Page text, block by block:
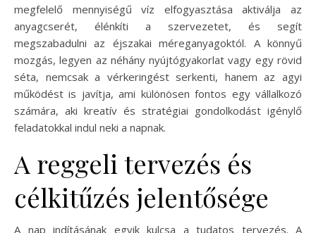
megfelelő mennyiségű víz elfogyasztása aktiválja az
anyagcserét, élénkíti a szervezetet, és segít
megszabadulni az éjszakai méreganyagoktól. A könnyű
mozgás, legyen az néhány nyújtógyakorlat vagy egy rövid
séta, nemcsak a vérkeringést serkenti, hanem az agyi
működést is javítja, ami különösen fontos egy vállalkozó
számára, aki kreatív és stratégiai gondolkodást igénylő
feladatokkal indul neki a napnak.
A reggeli tervezés és
célkitűzés jelentősége
A nap indításának egyik kulcsa a tudatos tervezés. A